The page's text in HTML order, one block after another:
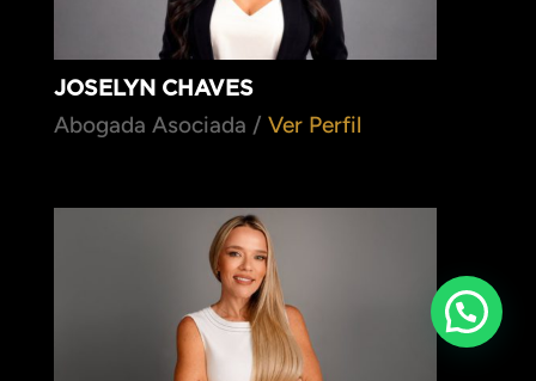
JOSELYN CHAVES
Abogada Asociada / Ver Perfil
Necesitas Ayuda?